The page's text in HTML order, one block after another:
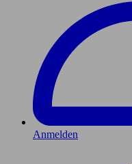
Anmelden